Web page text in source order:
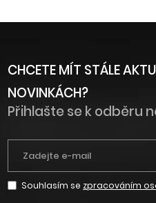
CHCETE MÍT STÁLE
NOVINKÁCH?
Přihlašte se k odběru
Souhlasím se zpracováním